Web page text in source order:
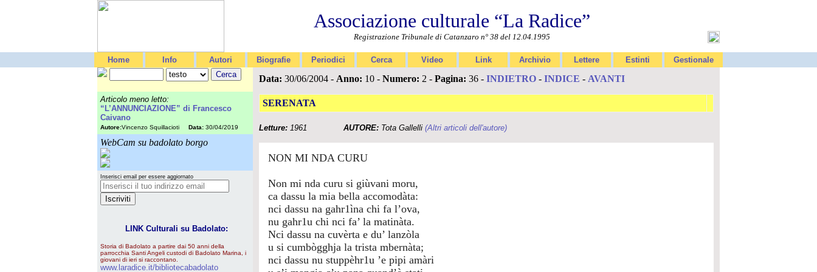
Associazione culturale “La Radice”
Registrazione Tribunale di Catanzaro n° 38 del 12.04.1995
Home Info Autori Biografie Periodici Cerca Video Link Archivio Lettere Estinti Gestionale
Articolo meno letto:
“L’ANNUNCIAZIONE” di Francesco
Caivano
Autore:Vincenzo Squillacioti Data: 30/04/2019
WebCam su badolato borgo
Inserisci email per essere aggiornato
LINK Culturali su Badolato:
Storia di Badolato a partire dai 50 anni della
parrocchia Santi Angeli custodi di Badolato Marina, i
giovani di ieri si raccontano.
www.laradice.it/bibliotecabadolato
Data: 30/06/2004 - Anno: 10 - Numero: 2 - Pagina: 36 - INDIETRO - INDICE - AVANTI
SERENATA
Letture: 1961 AUTORE: Tota Gallelli (Altri articoli dell'autore)
NON MI NDA CURU
Non mi nda curu si giùvani moru,
ca dassu la mia bella accomodàta:
nci dassu na gahr1ìna chi fa l’ova,
nu gahr1u chi nci fa’ la matinàta.
Nci dassu na cuvèrta e du’ lanzòla
u si cumbògghja la trista mbernàta;
nci dassu nu stuppèhr1u ’e pipi amàri